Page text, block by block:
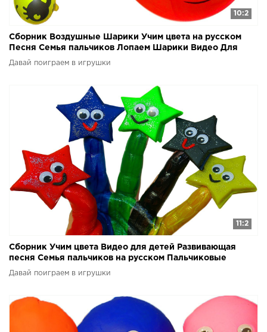
10:2
Сборник Воздушные Шарики Учим цвета на русском
Песня Семья пальчиков Лопаем Шарики Видео Для
детей
Давай поиграем в игрушки
11:2
Сборник Учим цвета Видео для детей Развивающая
песня Семья пальчиков на русском Пальчиковые
краски
Давай поиграем в игрушки